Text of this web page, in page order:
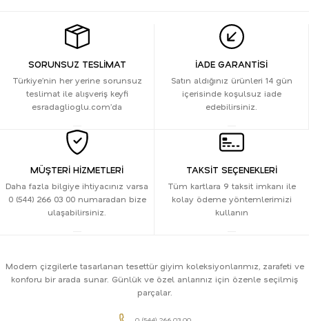
SORUNSUZ TESLİMAT
Türkiye’nin her yerine sorunsuz
teslimat ile alışveriş keyfi
esradaglioglu.com’da
İADE GARANTİSİ
Satın aldığınız ürünleri 14 gün
içerisinde koşulsuz iade
edebilirsiniz.
MÜŞTERİ HİZMETLERİ
Daha fazla bilgiye ihtiyacınız varsa
0 (544) 266 03 00 numaradan bize
ulaşabilirsiniz.
TAKSİT SEÇENEKLERİ
Tüm kartlara 9 taksit imkanı ile
kolay ödeme yöntemlerimizi
kullanın
Modern çizgilerle tasarlanan tesettür giyim koleksiyonlarımız, zarafeti ve
konforu bir arada sunar. Günlük ve özel anlarınız için özenle seçilmiş
parçalar.